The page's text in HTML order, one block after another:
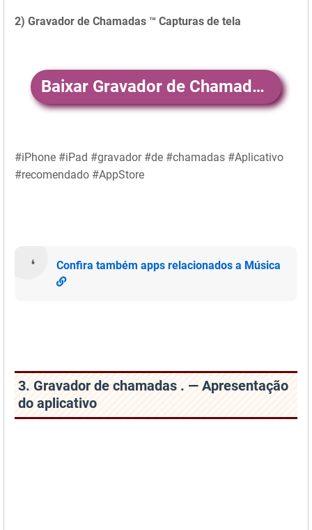
2) Gravador de Chamadas ™ Capturas de tela
Baixar Gravador de Chamadas ™
#iPhone #iPad #gravador #de #chamadas #Aplicativo
#recomendado #AppStore
Confira também apps relacionados a Música
3. Gravador de chamadas . — Apresentação
do aplicativo